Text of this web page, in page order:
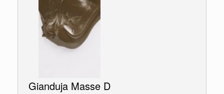
Gianduja Masse D